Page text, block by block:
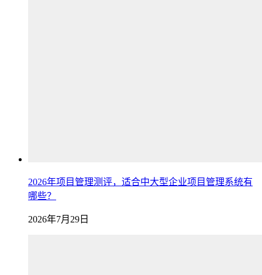
2026年项目管理测评，适合中大型企业项目管理系统有
哪些？
2026年7月29日